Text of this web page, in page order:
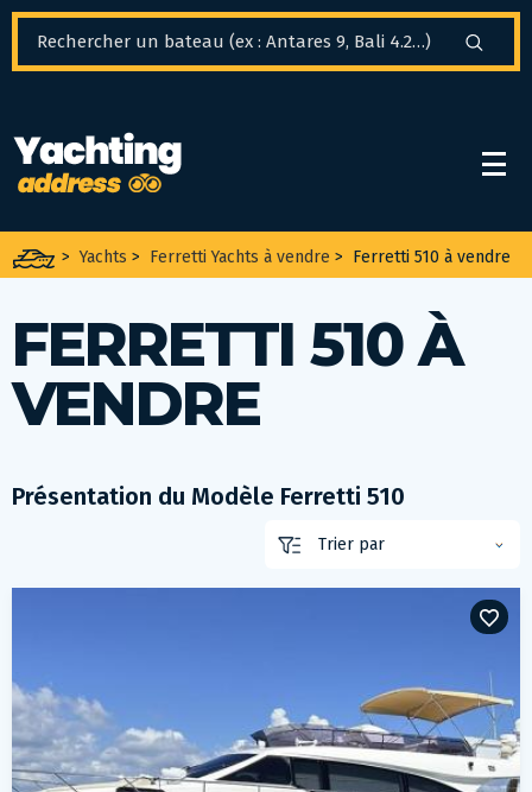
>Yachts > Ferretti Yachts à vendre > Ferretti 510 à vendre
FERRETTI 510 À
VENDRE
Présentation du Modèle Ferretti 510
Panneau de gestion des cookies